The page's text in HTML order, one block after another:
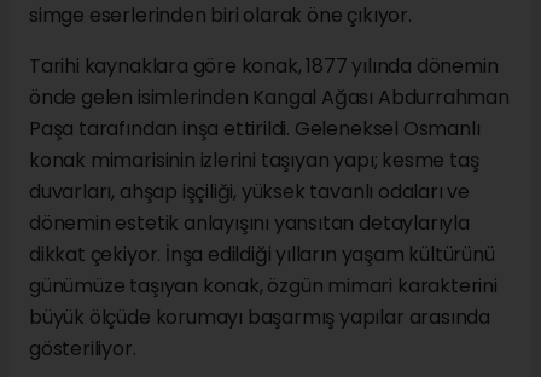
simge eserlerinden biri olarak öne çıkıyor.
Tarihi kaynaklara göre konak, 1877 yılında dönemin
önde gelen isimlerinden Kangal Ağası Abdurrahman
Paşa tarafından inşa ettirildi. Geleneksel Osmanlı
konak mimarisinin izlerini taşıyan yapı; kesme taş
duvarları, ahşap işçiliği, yüksek tavanlı odaları ve
dönemin estetik anlayışını yansıtan detaylarıyla
dikkat çekiyor. İnşa edildiği yılların yaşam kültürünü
günümüze taşıyan konak, özgün mimari karakterini
büyük ölçüde korumayı başarmış yapılar arasında
gösteriliyor.